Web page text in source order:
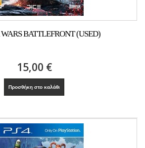
WARS BATTLEFRONT (USED)
15,00 €
Προσθήκη στο καλάθι